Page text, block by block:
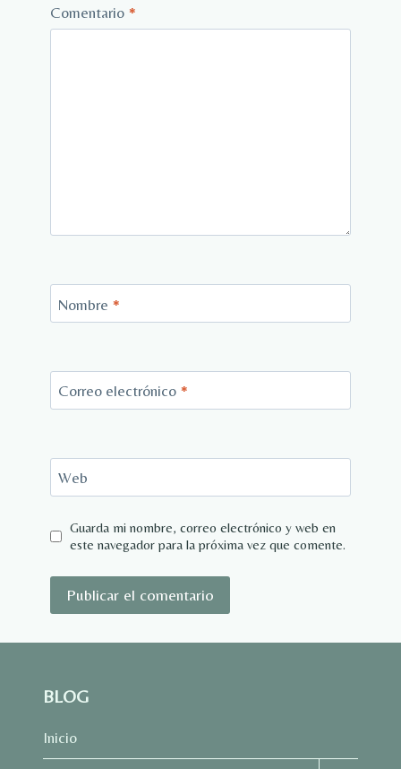
Comentario *
Nombre *
Correo electrónico *
Web
Guarda mi nombre, correo electrónico y web en
este navegador para la próxima vez que comente.
BLOG
Inicio